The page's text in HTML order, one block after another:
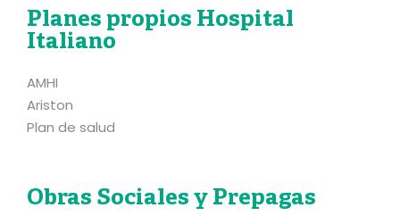
Planes propios Hospital
Italiano
AMHI
Ariston
Plan de salud
Obras Sociales y Prepagas